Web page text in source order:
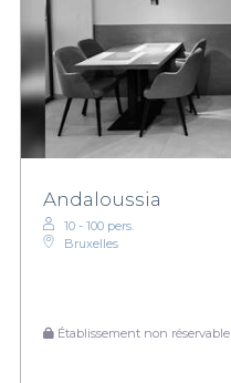
Andaloussia
10 - 100 pers.
Bruxelles
Établissement non réservable